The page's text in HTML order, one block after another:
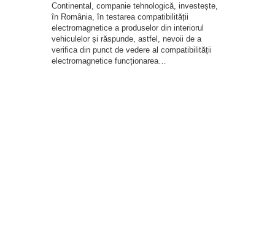
Continental, companie tehnologică, investește,
în România, în testarea compatibilității
electromagnetice a produselor din interiorul
vehiculelor și răspunde, astfel, nevoii de a
verifica din punct de vedere al compatibilității
electromagnetice funcționarea…